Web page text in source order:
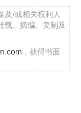
及/或相关权利人
载、摘编、复制及
，获得书面